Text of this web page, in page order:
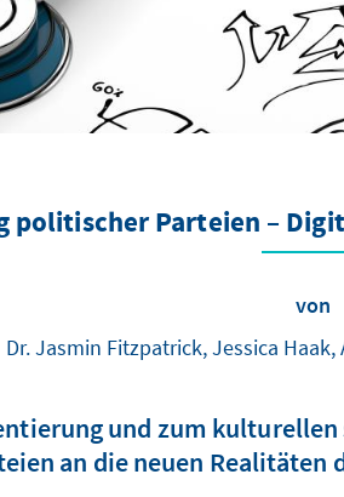
politischer Parteien –
von
Dr. Jasmin Fitzpatrick, Jessica
und zum
an die neuen Realitäten